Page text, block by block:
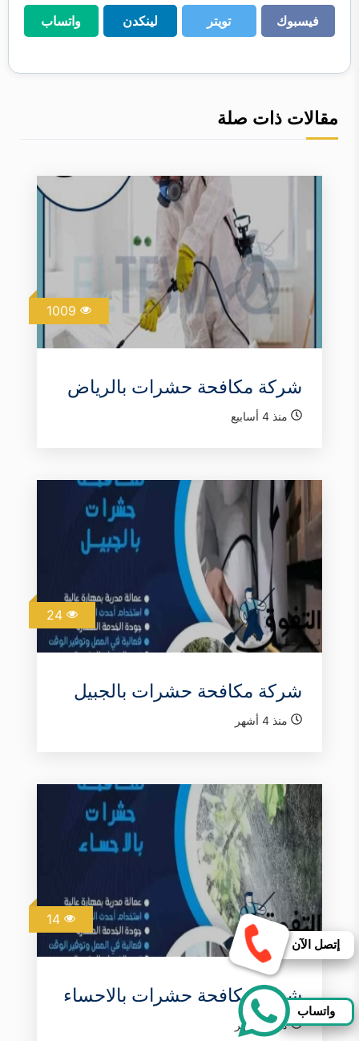
فيسبوك
فيسبوك
تويتر
تويتر
لينكدن
لينكدن
واتساب
واتساب
مقالات ذات صلة
شركة مكافحة حشرات بالرياض
منذ 4 أسابيع
شركة مكافحة حشرات بالجبيل
منذ 4 أشهر
شركة مكافحة حشرات بالاحساء
منذ 5 أشهر
إتصل الآن
واتساب